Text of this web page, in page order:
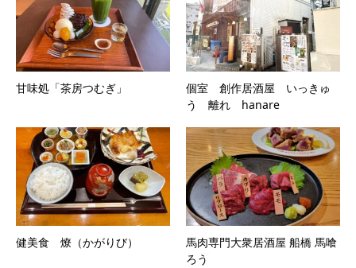
甘味処「茶房つむぎ」
個室 創作居酒屋 いっきゅ
う 離れ hanare
健美食 燎（かがりび）
馬肉専門大衆居酒屋 船橋 馬喰
ろう